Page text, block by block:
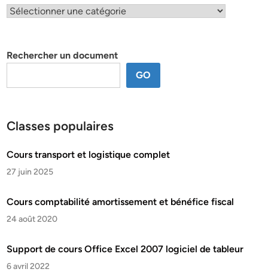
Classification
Rechercher un document
GO
Classes populaires
Cours transport et logistique complet
27 juin 2025
Cours comptabilité amortissement et bénéfice fiscal
24 août 2020
Support de cours Office Excel 2007 logiciel de tableur
6 avril 2022